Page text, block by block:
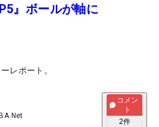
』ボールが軸に
レポート。
Net
コメン
ト
2件